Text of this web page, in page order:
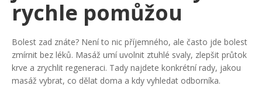
rychle pomůžou
Bolest zad znáte? Není to nic příjemného, ale často jde bolest
zmírnit bez léků. Masáž umí uvolnit ztuhlé svaly, zlepšit průtok
krve a zrychlit regeneraci. Tady najdete konkrétní rady, jakou
masáž vybrat, co dělat doma a kdy vyhledat odborníka.